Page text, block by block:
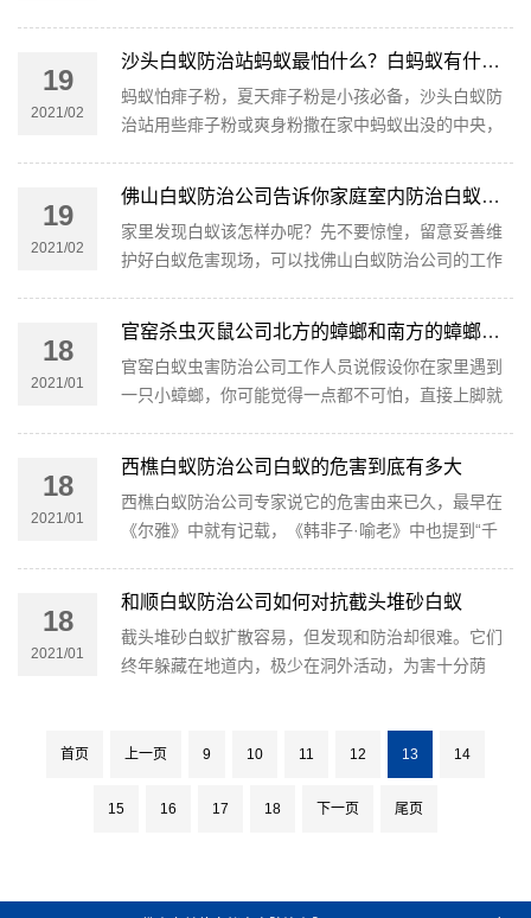
19
2021/02
沙头白蚁防治站蚂蚁最怕什么？白蚂蚁有什么天敌
蚂蚁怕痱子粉，夏天痱子粉是小孩必备，沙头白蚁防
治站用些痱子粉或爽身粉撒在家中蚂蚁出没的中央，
19
2021/02
佛山白蚁防治公司告诉你家庭室内防治白蚁的方法
家里发现白蚁该怎样办呢？先不要惊惶，留意妥善维
护好白蚁危害现场，可以找佛山白蚁防治公司的工作
18
2021/01
官窑杀虫灭鼠公司北方的蟑螂和南方的蟑螂差别
官窑白蚁虫害防治公司工作人员说假设你在家里遇到
一只小蟑螂，你可能觉得一点都不可怕，直接上脚就
18
2021/01
西樵白蚁防治公司白蚁的危害到底有多大
西樵白蚁防治公司专家说它的危害由来已久，最早在
《尔雅》中就有记载，《韩非子·喻老》中也提到“千
18
2021/01
和顺白蚁防治公司如何对抗截头堆砂白蚁
截头堆砂白蚁扩散容易，但发现和防治却很难。它们
终年躲藏在地道内，极少在洞外活动，为害十分荫
首页 上一页 9 10 11 12 13 14
15 16 17 18 下一页 尾页